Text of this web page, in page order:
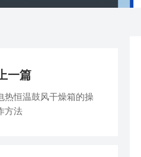
一篇
热恒温鼓风干燥箱的操
方法